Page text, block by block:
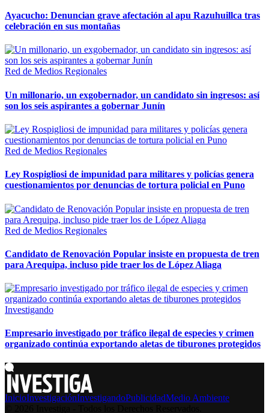
Ayacucho: Denuncian grave afectación al apu Razuhuillca tras
celebración en sus montañas
Red de Medios Regionales
Un millonario, un exgobernador, un candidato sin ingresos: así
son los seis aspirantes a gobernar Junín
Red de Medios Regionales
Ley Rospigliosi de impunidad para militares y policías genera
cuestionamientos por denuncias de tortura policial en Puno
Red de Medios Regionales
Candidato de Renovación Popular insiste en propuesta de tren
para Arequipa, incluso pide traer los de López Aliaga
Investigando
Empresario investigado por tráfico ilegal de especies y crimen
organizado continúa exportando aletas de tiburones protegidos
InicioInvestigaciónInvestigandoPublicidadMedio Ambiente